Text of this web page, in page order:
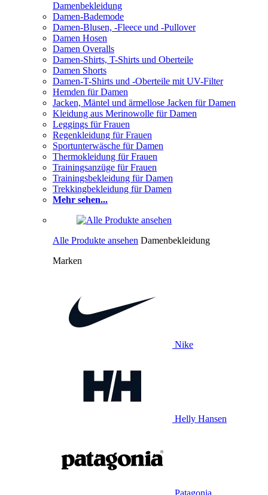
Damenbekleidung
Damen-Bademode
Damen-Blusen, -Fleece und -Pullover
Damen Hosen
Damen Overalls
Damen-Shirts, T-Shirts und Oberteile
Damen Shorts
Damen-T-Shirts und -Oberteile mit UV-Filter
Hemden für Damen
Jacken, Mäntel und ärmellose Jacken für Damen
Kleidung aus Merinowolle für Damen
Leggings für Frauen
Regenkleidung für Frauen
Sportunterwäsche für Damen
Thermokleidung für Frauen
Trainingsanzüge für Frauen
Trainingsbekleidung für Damen
Trekkingbekleidung für Damen
Mehr sehen...
Alle Produkte ansehen Damenbekleidung
Marken
Nike
Helly Hansen
Patagonia